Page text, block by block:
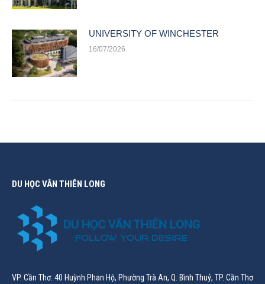
UNIVERSITY OF WINCHESTER
16/07/2026
DU HỌC VÂN THIÊN LONG
VP. Cần Thơ: 40 Huỳnh Phan Hộ, Phường Trà An, Q. Bình Thuỷ, TP. Cần Thơ